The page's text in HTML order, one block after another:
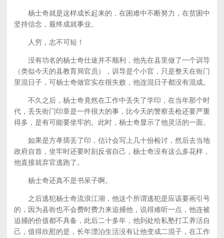
杨士奇就是这样成长起来的，在困难中不断努力，在贫困中
坚持信念，最终成就事业。
人穷，志不可短！
没有功名的杨士奇仕途并不顺利，他先在县里做了一个训导
（类似今天的县教育局官员），训导是个小官，只是整天在衙门
里混日子，可杨士奇做官实在很失败，他连混日子都没有混成。
不久之后，杨士奇竟然在工作中丢失了学印，在当年那个时
代，丢失衙门印章是一件很大的事，比今天的警察丢枪还要严重
得多，是有可能要坐牢的。此时，杨士奇显示了他灵活的一面。
如果是方孝孺丢了印，估计会写上几十份检讨，然后去当地
政府自首，坐牢时还要时刻反省自己，杨士奇没有这么多花样，
他直接就弃官逃跑了。
杨士奇还真不是书呆子啊。
之后逃犯杨士奇流浪江湖，他这个所谓逃犯是应该要画引号
的，因为县衙也不会费时费力来追捕他，说得难听一点，他连被
追捕的价值都不具备，此后二十多年，他到处给私塾打工养活自
己，值得欣慰的是，长年漂泊生活没有让他变成二混子，在工作